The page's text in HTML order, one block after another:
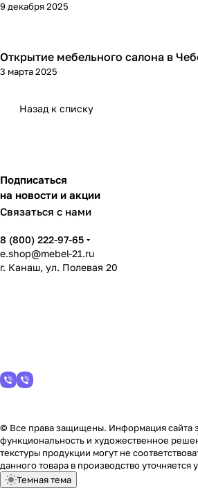
9 декабря 2025
Открытие мебельного салона в
3 марта 2025
Назад к списку
Подписаться
на новости и акции
Связаться с нами
8 (800) 222-97-65
e.shop@mebel-21.ru
г. Канаш, ул. Полевая 20
© Все права защищены. Информация сайта
функциональность и художественное
текстуры продукции могут не
данного товара в производство
Темная тема